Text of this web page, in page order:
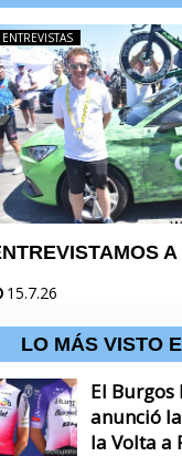
ENTREVISTAS
15.7.26
LO MÁS VISTO
El Burgos
anunció
la Volta a